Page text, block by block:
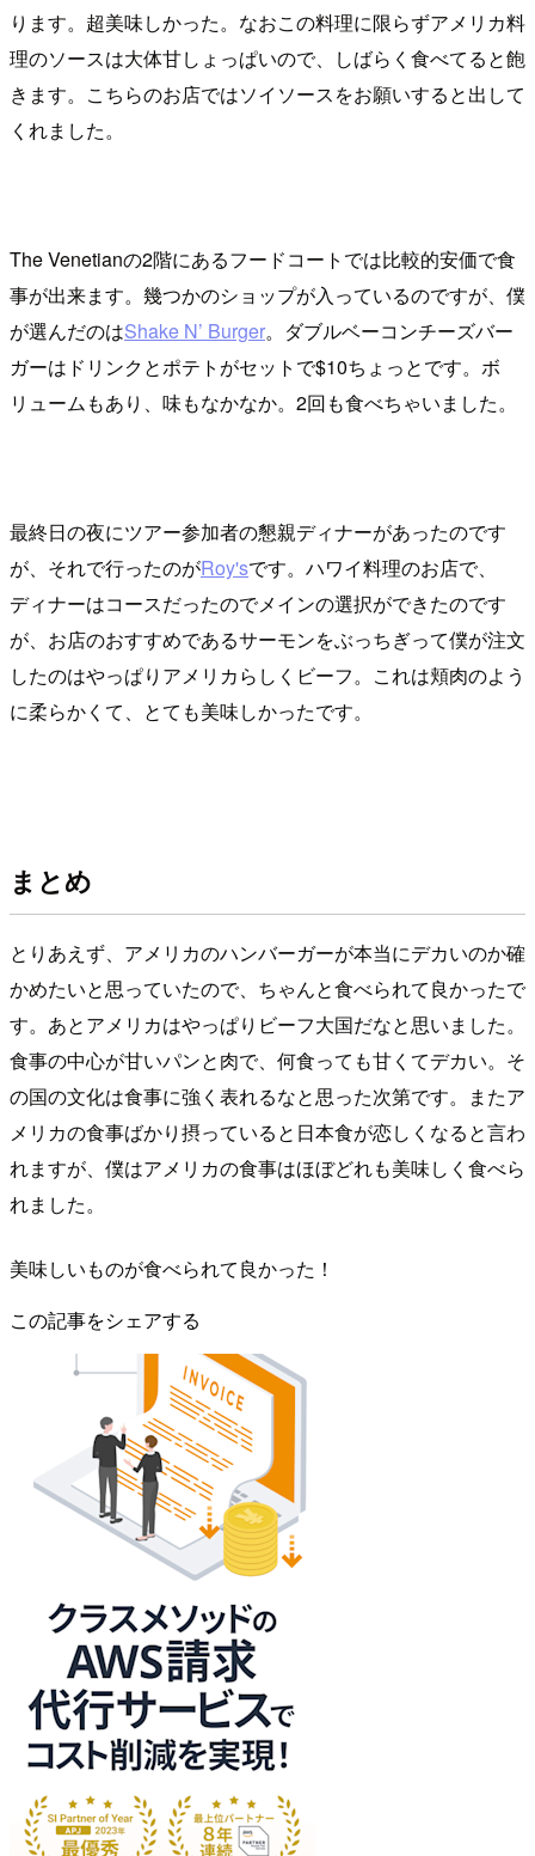
ります。超美味しかった。なおこの料理に限らずアメリカ料
理のソースは大体甘しょっぱいので、しばらく食べてると飽
きます。こちらのお店ではソイソースをお願いすると出して
くれました。
The Venetianの2階にあるフードコートでは比較的安価で食
事が出来ます。幾つかのショップが入っているのですが、僕
が選んだのはShake N’ Burger。ダブルベーコンチーズバー
ガーはドリンクとポテトがセットで$10ちょっとです。ボ
リュームもあり、味もなかなか。2回も食べちゃいました。
最終日の夜にツアー参加者の懇親ディナーがあったのです
が、それで行ったのがRoy'sです。ハワイ料理のお店で、
ディナーはコースだったのでメインの選択ができたのです
が、お店のおすすめであるサーモンをぶっちぎって僕が注文
したのはやっぱりアメリカらしくビーフ。これは頬肉のよう
に柔らかくて、とても美味しかったです。
まとめ
とりあえず、アメリカのハンバーガーが本当にデカいのか確
かめたいと思っていたので、ちゃんと食べられて良かったで
す。あとアメリカはやっぱりビーフ大国だなと思いました。
食事の中心が甘いパンと肉で、何食っても甘くてデカい。そ
の国の文化は食事に強く表れるなと思った次第です。またア
メリカの食事ばかり摂っていると日本食が恋しくなると言わ
れますが、僕はアメリカの食事はほぼどれも美味しく食べら
れました。
美味しいものが食べられて良かった！
この記事をシェアする